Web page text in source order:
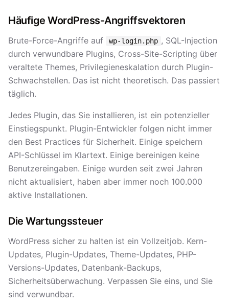
Häufige WordPress-Angriffsvektoren
Brute-Force-Angriffe auf wp-login.php , SQL-Injection
durch verwundbare Plugins, Cross-Site-Scripting über
veraltete Themes, Privilegieneskalation durch Plugin-
Schwachstellen. Das ist nicht theoretisch. Das passiert
täglich.
Jedes Plugin, das Sie installieren, ist ein potenzieller
Einstiegspunkt. Plugin-Entwickler folgen nicht immer
den Best Practices für Sicherheit. Einige speichern
API-Schlüssel im Klartext. Einige bereinigen keine
Benutzereingaben. Einige wurden seit zwei Jahren
nicht aktualisiert, haben aber immer noch 100.000
aktive Installationen.
Die Wartungssteuer
WordPress sicher zu halten ist ein Vollzeitjob. Kern-
Updates, Plugin-Updates, Theme-Updates, PHP-
Versions-Updates, Datenbank-Backups,
Sicherheitsüberwachung. Verpassen Sie eins, und Sie
sind verwundbar.